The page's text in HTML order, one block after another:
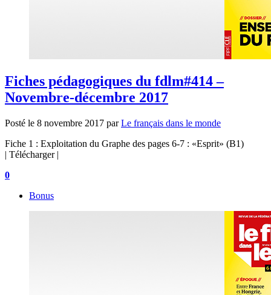
Fiches pédagogiques du fdlm#414 –
Novembre-décembre 2017
Posté le 8 novembre 2017 par Le français dans le monde
Fiche 1 : Exploitation du Graphe des pages 6-7 : «Esprit» (B1)
| Télécharger |
0
Bonus